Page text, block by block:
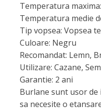
Temperatura maxima:
Temperatura medie
Tip vopsea: Vopsea
Culoare: Negru
Recomandat: Lemn,
Utilizare: Cazane,
Garantie: 2 ani
Burlane sunt usor
sa necesite o